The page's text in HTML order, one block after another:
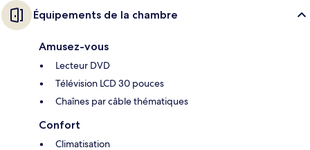
Équipements de la chambre
Amusez-vous
Lecteur DVD
Télévision LCD 30 pouces
Chaînes par câble thématiques
Confort
Climatisation